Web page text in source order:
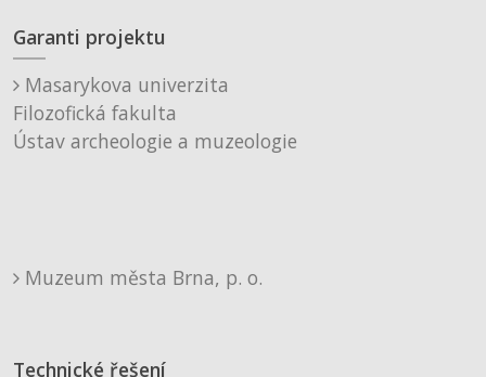
Garanti projektu
Masarykova univerzita
Filozofická fakulta
Ústav archeologie a muzeologie
Muzeum města Brna, p. o.
Technické řešení